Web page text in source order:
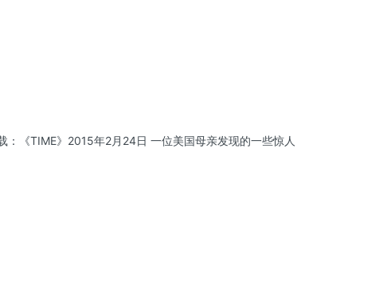
《TIME》2015年2月24日 一位美国母亲发现的一些惊人